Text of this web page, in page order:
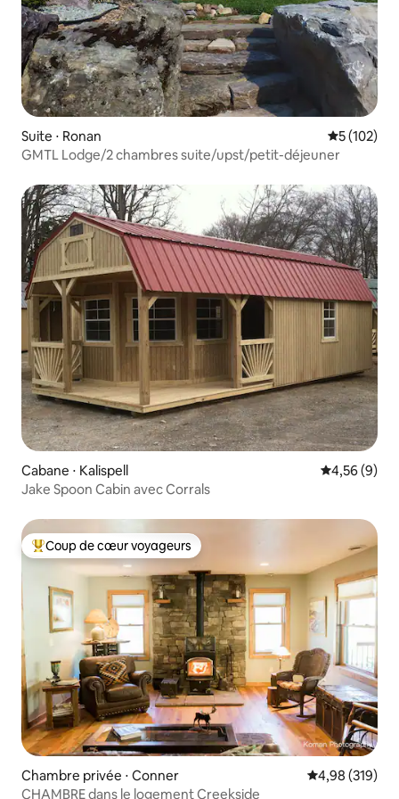
Suite ⋅ Ronan Évaluation
5 (102)
GMTL Lodge/2 chambres suite/upst/petit-déjeuner
Cabane ⋅ Kalispell Évaluation
4,56 (9)
Jake Spoon Cabin avec Corrals
Coups de cœur voyageurs les plus appréciés
Coup de cœur voyageurs
Chambre privée ⋅ Conner Évaluation
4,98 (319)
CHAMBRE dans le logement Creekside